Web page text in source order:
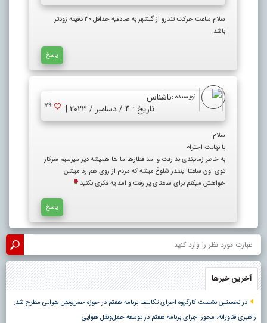
سلام.ساعت حرکت تندرو از گلشهر به صادقیه حداقل ۳۰ دقیقه زودتر
باشد.
پاسخ
نویسنده :ناشناس
تاریخ : 4 / دسامبر / 2023 |
79
سلام
با نهایت احترام
به خاطر زمانبندی بد رفت و امد قطارها ما ها همیشه دیر میرسیم سرکار
توی اون ساعتا اینقدر شلوغ میشه که مردم از روی هم رد میشن
خواهش میکنم برای ساعتای پر رفت و امد یه فکری بکنید
پاسخ
آخرین خبرها
در نخستین نشست کارگروه اجرای تکالیف برنامه هفتم در حوزه حمل‌ونقل هوایی مطرح شد:
راهبری فناورانه، محور اجرای برنامه هفتم در توسعه حمل‌ونقل هوایی